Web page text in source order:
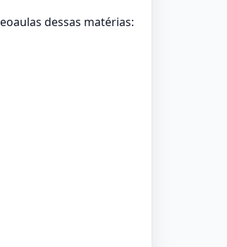
dessas matérias: